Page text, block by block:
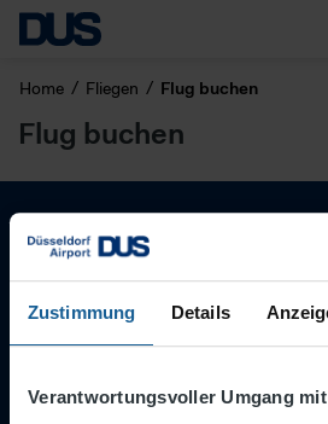
Zustimmung Details
Verantwortungsvoller Umgang
Home Fliegen Flug buchen
Flug buchen
Abonnieren Sie den
Jetzt